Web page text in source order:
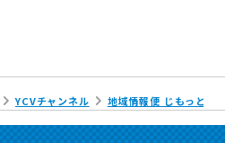
YCVチャンネル 地域情報便 じもっと!!